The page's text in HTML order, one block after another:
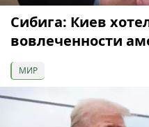
Сибига: Киев
вовлеченности
МИР